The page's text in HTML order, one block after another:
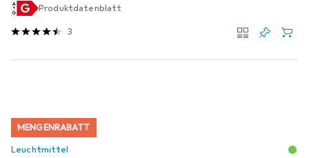
Produktdatenblatt
3
MENGENRABATT
Leuchtmittel